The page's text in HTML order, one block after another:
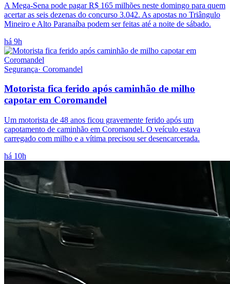
A Mega-Sena pode pagar R$ 165 milhões neste domingo para quem
acertar as seis dezenas do concurso 3.042. As apostas no Triângulo
Mineiro e Alto Paranaíba podem ser feitas até a noite de sábado.
há 9h
Segurança· Coromandel
Motorista fica ferido após caminhão de milho
capotar em Coromandel
Um motorista de 48 anos ficou gravemente ferido após um
capotamento de caminhão em Coromandel. O veículo estava
carregado com milho e a vítima precisou ser desencarcerada.
há 10h